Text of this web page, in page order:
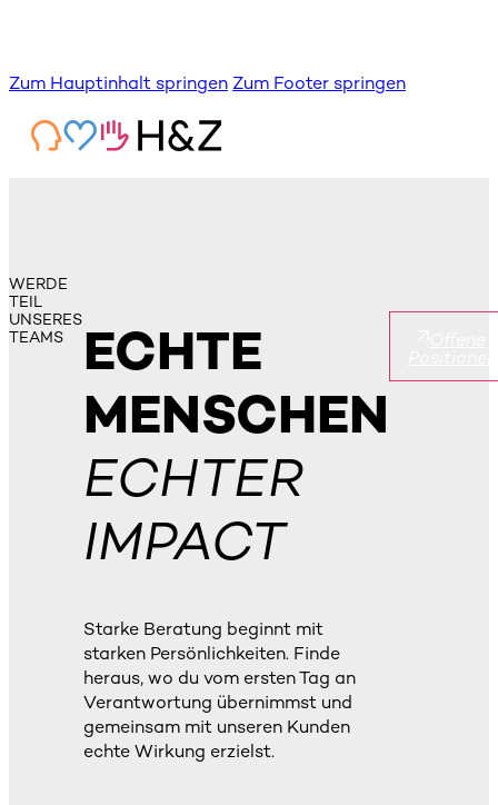
Zum Hauptinhalt springen Zum Footer springen
WERDE
TEIL
UNSERES
TEAMS
ECHTE
MENSCHEN
ECHTER
IMPACT
Starke Beratung beginnt mit
starken Persönlichkeiten. Finde
heraus, wo du vom ersten Tag an
Verantwortung übernimmst und
gemeinsam mit unseren Kunden
echte Wirkung erzielst.